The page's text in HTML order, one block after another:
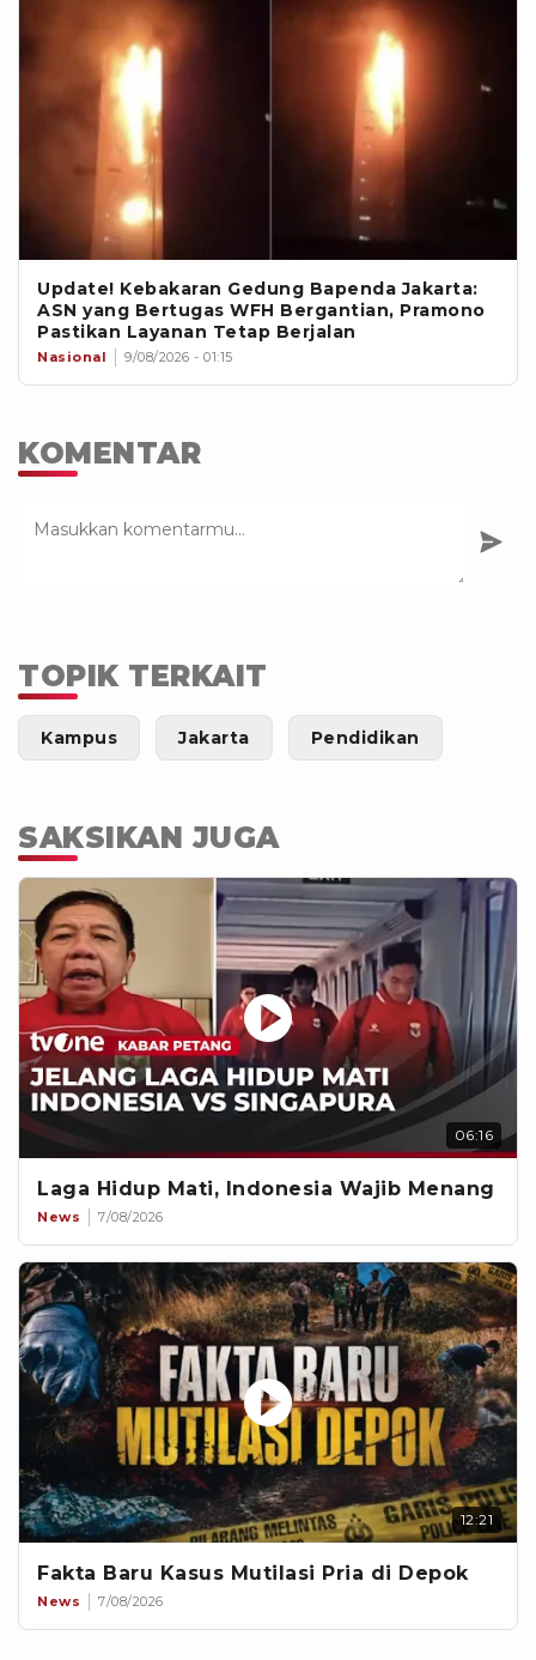
Update! Kebakaran Gedung Bapenda Jakarta:
ASN yang Bertugas WFH Bergantian, Pramono
Pastikan Layanan Tetap Berjalan
Nasional 9/08/2026 - 01:15
KOMENTAR
TOPIK TERKAIT
Kampus Jakarta Pendidikan
SAKSIKAN JUGA
06:16
Laga Hidup Mati, Indonesia Wajib Menang
News 7/08/2026
12:21
Fakta Baru Kasus Mutilasi Pria di Depok
News 7/08/2026